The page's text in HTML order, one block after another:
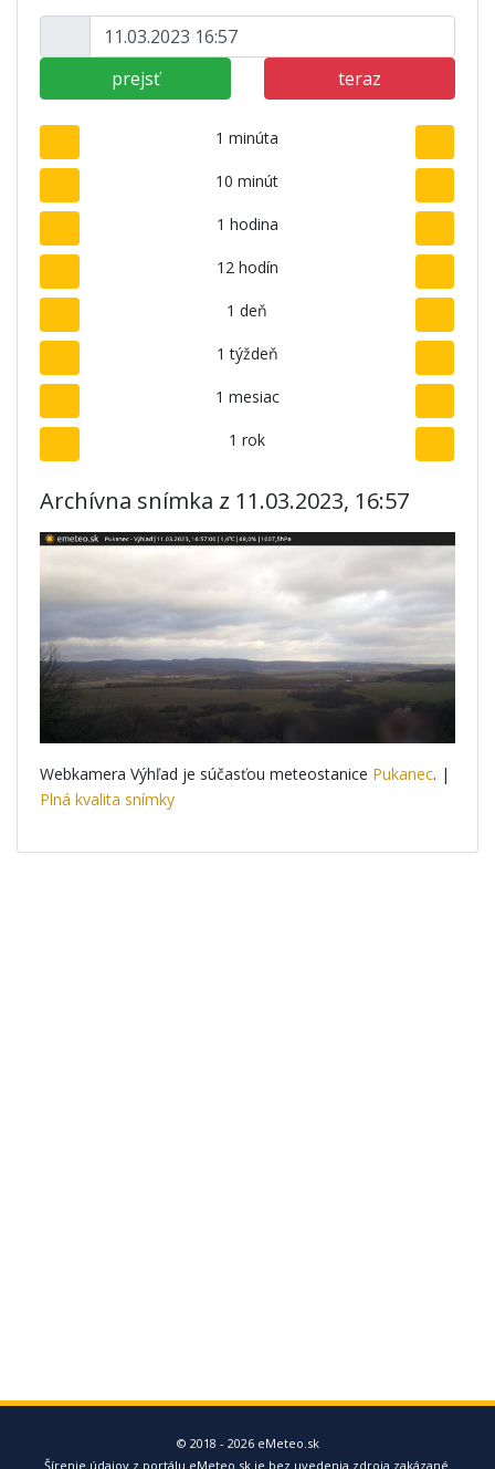
prejsť teraz
1 minúta
10 minút
1 hodina
12 hodín
1 deň
1 týždeň
1 mesiac
1 rok
Archívna snímka z 11.03.2023, 16:57
Webkamera Výhľad je súčasťou meteostanice Pukanec. |
Plná kvalita snímky
© 2018 - 2026 eMeteo.sk
Šírenie údajov z portálu eMeteo.sk je bez uvedenia zdroja zakázané.